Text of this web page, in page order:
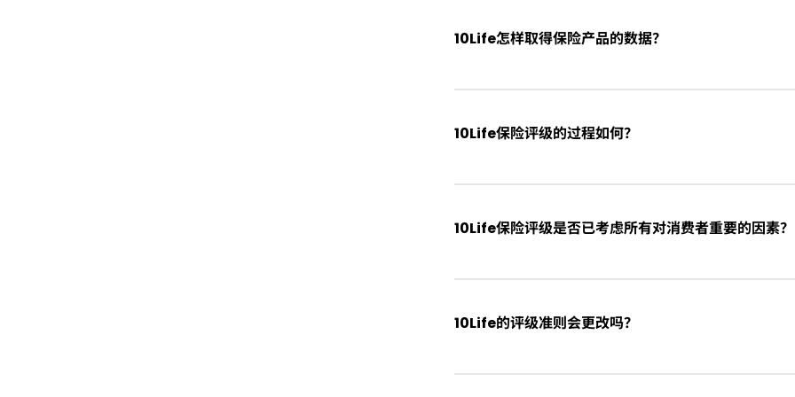
据，令消费者难以比较。有见及此，10Life订立统一
透明度，让消费者较容易比较保险产品，作出决定。
10Life怎样取得保险产品的数据？
10Life保险评级的过程如何？
10Life精算师会分析产品，并按照既定的评级准则，
布于10Life网站，供消费者免费浏览。
10Life保险评级是否已考虑所有对消费者重要的因素？
10Life保险评级并没有考虑一些难以量化的因素，如
便程度等。另外，每位消费者的需求均有所不同，
10Life的评级准则会更改吗？